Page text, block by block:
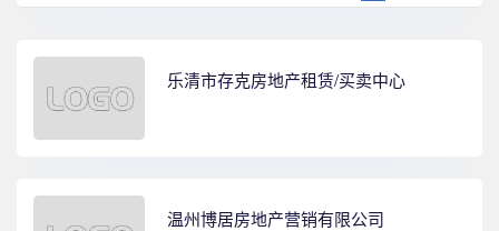
乐清市存克房地产租赁/买卖中心
温州博居房地产营销有限公司